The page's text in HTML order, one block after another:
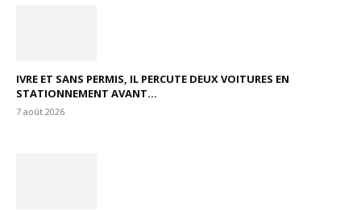
IVRE ET SANS PERMIS, IL PERCUTE DEUX VOITURES EN
STATIONNEMENT AVANT...
7 août 2026